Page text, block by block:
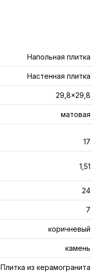
Напольная плитка
Настенная плитка
29,8x29,8
матовая
17
1,51
24
7
коричневый
камень
Плитка из керамогранита